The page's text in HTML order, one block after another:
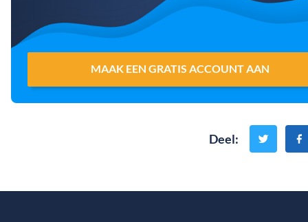
MAAK EEN GRATIS ACCOUNT AAN
Deel: